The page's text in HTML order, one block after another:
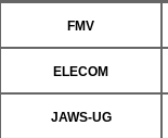
FMV
ELECOM
JAWS-UG